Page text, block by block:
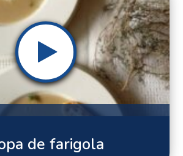
de farigola